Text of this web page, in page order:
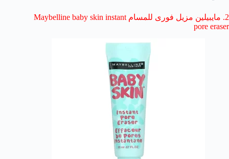
2. مايبيلين مزيل فورى للمسام Maybelline baby skin instant
pore eraser